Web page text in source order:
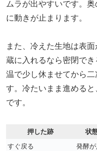
ムラが出やすいです。
に動きが止まります。
また、冷えた生地は表
蔵に入れるなら密閉で
温で少し休ませてから
す。冷たいまま進める
です。
押した跡 状
すぐ戻る
発酵